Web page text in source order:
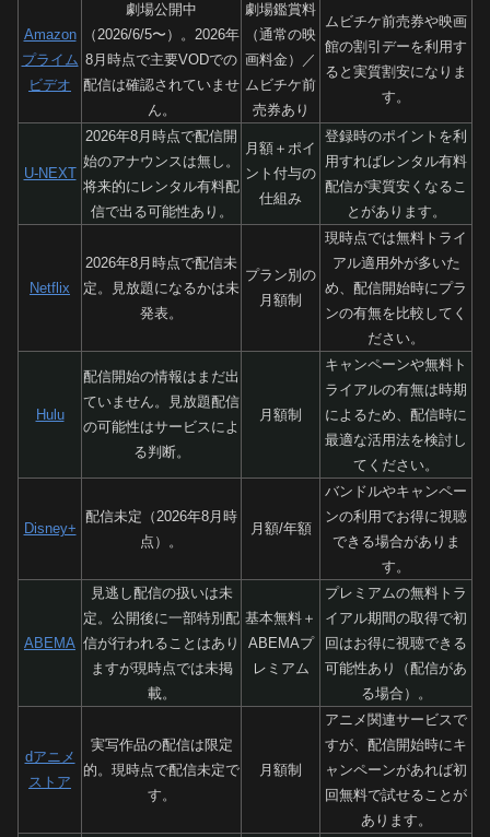
Amazon
プライム
ビデオ
劇場公開中
（2026/6/5〜）。2026年
8月時点で主要VODでの
配信は確認されていませ
ん。
劇場鑑賞料
（通常の映
画料金）／
ムビチケ前
売券あり
ムビチケ前売券や映画
館の割引デーを利用す
ると実質割安になりま
す。
U-NEXT
2026年8月時点で配信開
始のアナウンスは無し。
将来的にレンタル有料配
信で出る可能性あり。
月額＋ポイ
ント付与の
仕組み
登録時のポイントを利
用すればレンタル有料
配信が実質安くなるこ
とがあります。
Netflix
2026年8月時点で配信未
定。見放題になるかは未
発表。
プラン別の
月額制
現時点では無料トライ
アル適用外が多いた
め、配信開始時にプラ
ンの有無を比較してく
ださい。
Hulu
配信開始の情報はまだ出
ていません。見放題配信
の可能性はサービスによ
る判断。
月額制
キャンペーンや無料ト
ライアルの有無は時期
によるため、配信時に
最適な活用法を検討し
てください。
Disney+
配信未定（2026年8月時
点）。
月額/年額
バンドルやキャンペー
ンの利用でお得に視聴
できる場合がありま
す。
ABEMA
見逃し配信の扱いは未
定。公開後に一部特別配
信が行われることはあり
ますが現時点では未掲
載。
基本無料＋
ABEMAプ
レミアム
プレミアムの無料トラ
イアル期間の取得で初
回はお得に視聴できる
可能性あり（配信があ
る場合）。
dアニメ
ストア
実写作品の配信は限定
的。現時点で配信未定で
す。
月額制
アニメ関連サービスで
すが、配信開始時にキ
ャンペーンがあれば初
回無料で試せることが
あります。